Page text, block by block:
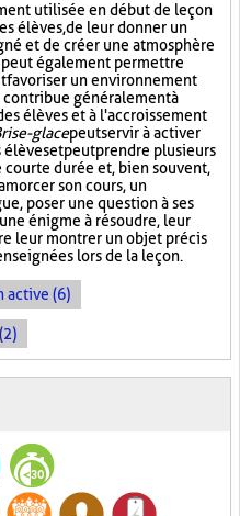
utilisée en début de leçon
élèves, de leur donner un
et de créer une atmosphère
également permettre
favoriser un environnement
généralement à
élèves et à l'accroissement
glacepeut servir à activer
et peut prendre plusieurs
durée et, bien souvent,
son cours, un
poser une question à ses
énigme à résoudre, leur
leur montrer un objet précis
lors de la leçon.
active (6)